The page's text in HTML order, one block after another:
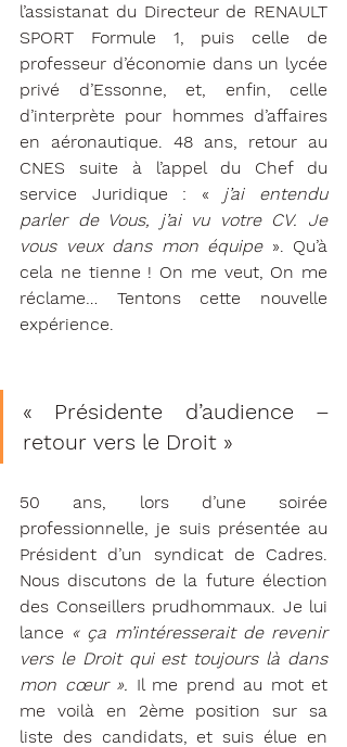
l’assistanat du Directeur de RENAULT
SPORT Formule 1, puis celle de
professeur d’économie dans un lycée
privé d’Essonne, et, enfin, celle
d’interprète pour hommes d’affaires
en aéronautique. 48 ans, retour au
CNES suite à l’appel du Chef du
service Juridique : « j’ai entendu
parler de Vous, j’ai vu votre CV. Je
vous veux dans mon équipe ». Qu’à
cela ne tienne ! On me veut, On me
réclame… Tentons cette nouvelle
expérience.
« Présidente d’audience –
retour vers le Droit »
50 ans, lors d’une soirée
professionnelle, je suis présentée au
Président d’un syndicat de Cadres.
Nous discutons de la future élection
des Conseillers prudhommaux. Je lui
lance « ça m’intéresserait de revenir
vers le Droit qui est toujours là dans
mon cœur ». Il me prend au mot et
me voilà en 2ème position sur sa
liste des candidats, et suis élue en